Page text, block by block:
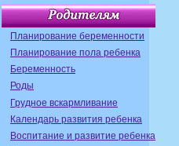
Планирование беременности
Планирование пола ребенка
Беременность
Роды
Грудное вскармливание
Календарь развития ребенка
Воспитание и развитие ребенка